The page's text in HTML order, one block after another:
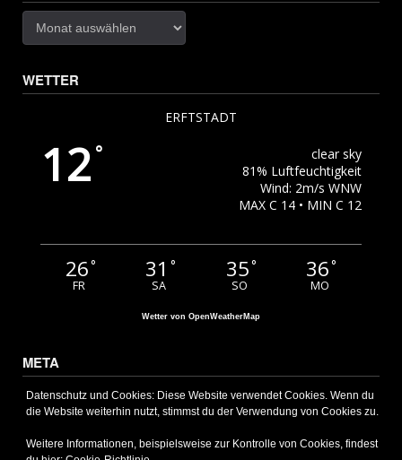
WETTER
ERFTSTADT
12 °
clear sky
81% Luftfeuchtigkeit
Wind: 2m/s WNW
MAX C 14 • MIN C 12
26°
FR
31 °
SA
35°
SO
36°
MO
Wetter von OpenWeatherMap
META
Anmelden
Eintrags-Feed
WordPress.org
Datenschutz und Cookies: Diese Website verwendet Cookies. Wenn du
die Website weiterhin nutzt, stimmst du der Verwendung von Cookies zu.
Weitere Informationen, beispielsweise zur Kontrolle von Cookies, findest